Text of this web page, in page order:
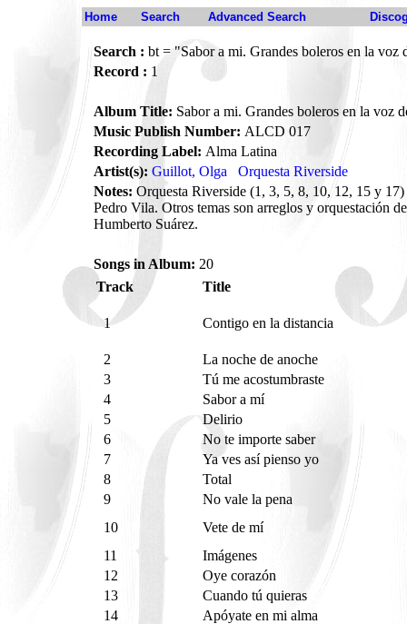
Home Search Advanced Search
Search : bt = "Sabor a mi. Grandes boleros en la
Record : 1
Album Title: Sabor a mi. Grandes boleros en la voz
Music Publish Number: ALCD 017
Recording Label: Alma Latina
Artist(s): Guillot, Olga
Orquesta Riverside
Notes: Orquesta Riverside (1, 3, 5, 8, 10, 12, 15 y
Pedro Vila. Otros temas son arreglos y orquestación
Humberto Suárez.
Songs in Album: 20
Track
Title
1 Contigo en la distancia
2
La noche de anoche
3
Tú me acostumbraste
4
Sabor a mí
5
Delirio
6
No te importe saber
7
Ya ves así pienso yo
8
Total
9
No vale la pena
10
Vete de mí
11
Imágenes
12
Oye corazón
13
Cuando tú quieras
14
Apóyate en mi alma